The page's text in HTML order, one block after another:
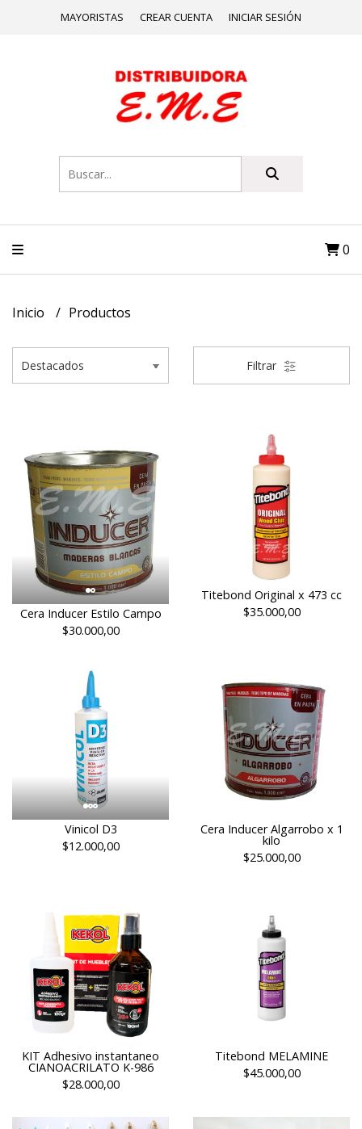
MAYORISTAS CREAR CUENTA INICIAR SESIÓN
0
Inicio Productos
Filtrar
Cera Inducer Estilo Campo
$30.000,00
Titebond Original x 473 cc
$35.000,00
Vinicol D3
$12.000,00
Cera Inducer Algarrobo x 1
kilo
$25.000,00
KIT Adhesivo instantaneo
CIANOACRILATO K-986
$28.000,00
Titebond MELAMINE
$45.000,00